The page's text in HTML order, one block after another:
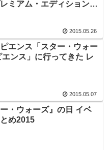
ミアム・エディション
2015.05.26
ピエンス「スター・ウォー
エンス」に行ってきた レ
2015.05.07
ー・ウォーズ』の日 イベ
め2015